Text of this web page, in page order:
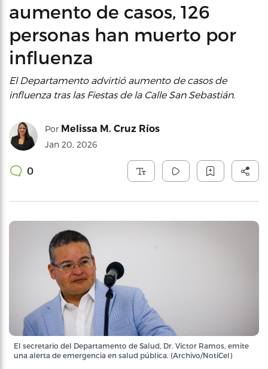
aumento de casos, 126
personas han muerto por
influenza
El Departamento advirtió aumento de casos de
influenza tras las Fiestas de la Calle San Sebastián.
Por Melissa M. Cruz Ríos
Jan 20, 2026
0
El secretario del Departamento de Salud, Dr. Víctor Ramos, emite
una alerta de emergencia en salud pública. (Archivo/NotiCel)